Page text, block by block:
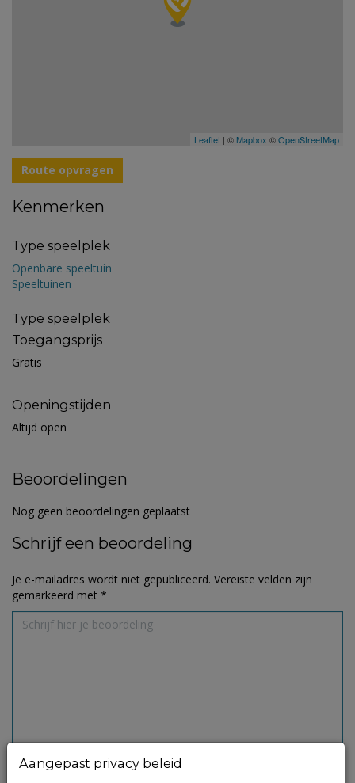
Leaflet | © Mapbox ©OpenStreetMap
Route opvragen
Kenmerken
Type speelplek
Openbare speeltuin
Speeltuinen
Type speelplek
Toegangsprijs
Gratis
Openingstijden
Altijd open
Beoordelingen
Nog geen beoordelingen geplaatst
Schrijf een beoordeling
Je e-mailadres wordt niet gepubliceerd. Vereiste velden zijn
gemarkeerd met *
Aangepast privacy beleid